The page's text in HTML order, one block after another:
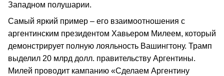
Западном полушарии.
Самый яркий пример – его взаимоотношения с
аргентинским президентом Хавьером Милеем, который
демонстрирует полную лояльность Вашингтону. Трамп
выделил 20 млрд долл. правительству Аргентины.
Милей проводит кампанию «Сделаем Аргентину